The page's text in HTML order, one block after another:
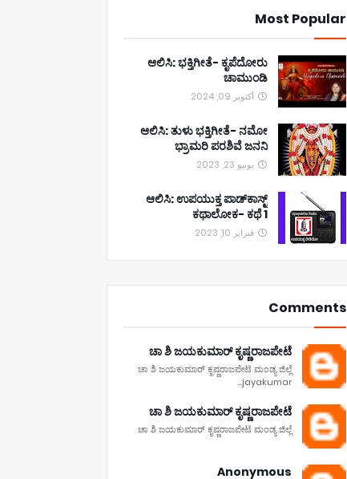
Most Popular
ಆಲಿಸಿ: ಭಕ್ತಿಗೀತೆ- ಕೃಪೆದೋರು
ಚಾಮುಂಡಿ
أكتوبر 09, 2024
ಆಲಿಸಿ: ತುಳು ಭಕ್ತಿಗೀತೆ- ನಮೋ
ಭ್ರಾಮರಿ ಪರಶಿವೆ ಜನನಿ
يونيو 23, 2023
ಆಲಿಸಿ: ಉಪಯುಕ್ತ ಪಾಡ್‌ಕಾಸ್ಟ್‌
ಕಥಾಲೋಕ- ಕಥೆ 1
فبراير 10, 2023
Comments
ಚಾ ಶಿ ಜಯಕುಮಾರ್ ಕೃಷ್ಣರಾಜಪೇಟೆ
ಚಾ ಶಿ ಜಯಕುಮಾರ್ ಕೃಷ್ಣರಾಜಪೇಟೆ ಮಂಡ್ಯ ಜಿಲ್ಲೆ
jayakumar...
ಚಾ ಶಿ ಜಯಕುಮಾರ್ ಕೃಷ್ಣರಾಜಪೇಟೆ
ಚಾ ಶಿ ಜಯಕುಮಾರ್ ಕೃಷ್ಣರಾಜಪೇಟೆ ಮಂಡ್ಯ ಜಿಲ್ಲೆ
Anonymous